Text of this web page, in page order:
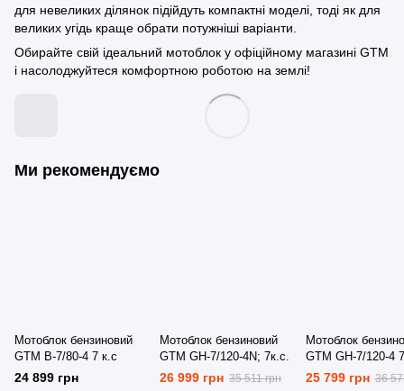
для невеликих ділянок підійдуть компактні моделі, тоді як для
великих угідь краще обрати потужніші варіанти.
Обирайте свій ідеальний мотоблок у офіційному магазині GTM
і насолоджуйтеся комфортною роботою на землі!
Ми рекомендуємо
Мотоблок бензиновий
GTM B-7/80-4 7 к.с
24 899 грн
Мотоблок бензиновий
GTM GH-7/120-4N; 7к.с.
26 999 грн 35 511 грн
Мотоблок
GTM GH-7/120-4
25 799 грн 36